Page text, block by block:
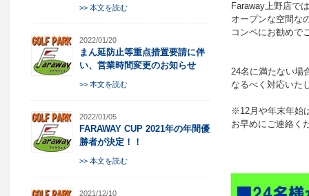
>> 本文を読む
2022/01/20
まん延防止等重点措置要請に伴
い、営業時間変更のお知らせ
>> 本文を読む
2022/01/05
FARAWAY CUP 2021年の年間優
勝者が決定！！
>> 本文を読む
2021/12/10
Faraway上野店で
オープンな空間な
コンペにお勧めで
24名に満たない場
なるべく対応いた
※12月や年末年始
お早めにご連絡く